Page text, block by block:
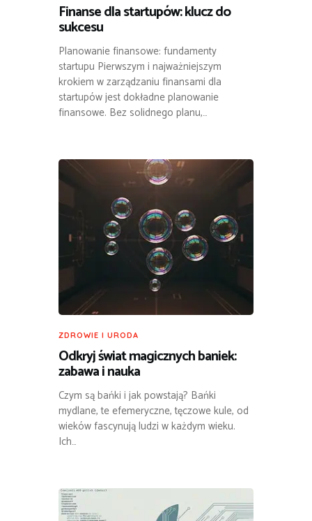
Finanse dla startupów: klucz do
sukcesu
Planowanie finansowe: fundamenty
startupu Pierwszym i najważniejszym
krokiem w zarządzaniu finansami dla
startupów jest dokładne planowanie
finansowe. Bez solidnego planu,…
ZDROWIE I URODA
Odkryj świat magicznych baniek:
zabawa i nauka
Czym są bańki i jak powstają? Bańki
mydlane, te efemeryczne, tęczowe kule, od
wieków fascynują ludzi w każdym wieku.
Ich…